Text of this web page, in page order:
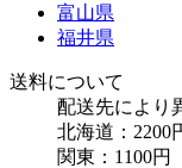
富山県
福井県
送料について
配送先により
北海道：
関東：1100